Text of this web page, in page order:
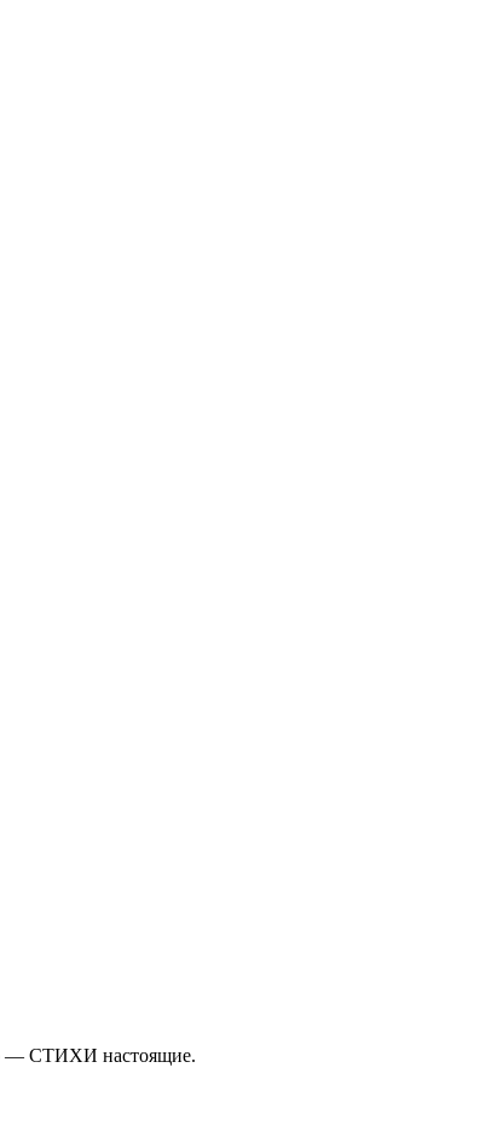
— СТИХИ настоящие.